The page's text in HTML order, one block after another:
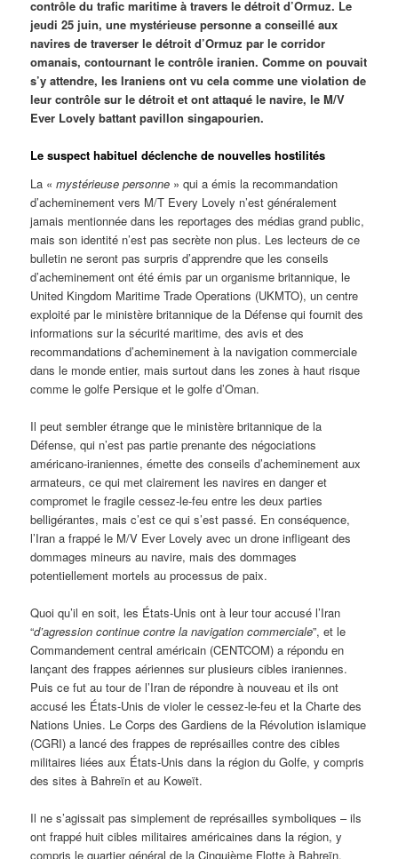
contrôle du trafic maritime à travers le détroit d’Ormuz. Le
jeudi 25 juin, une mystérieuse personne a conseillé aux
navires de traverser le détroit d’Ormuz par le corridor
omanais, contournant le contrôle iranien. Comme on pouvait
s’y attendre, les Iraniens ont vu cela comme une violation de
leur contrôle sur le détroit et ont attaqué le navire, le M/V
Ever Lovely battant pavillon singapourien.
Le suspect habituel déclenche de nouvelles hostilités
La «mystérieuse personne » qui a émis la recommandation
d’acheminement vers M/T Every Lovely n’est généralement
jamais mentionnée dans les reportages des médias grand public,
mais son identité n’est pas secrète non plus. Les lecteurs de ce
bulletin ne seront pas surpris d’apprendre que les conseils
d’acheminement ont été émis par un organisme britannique, le
United Kingdom Maritime Trade Operations (UKMTO), un centre
exploité par le ministère britannique de la Défense qui fournit des
informations sur la sécurité maritime, des avis et des
recommandations d’acheminement à la navigation commerciale
dans le monde entier, mais surtout dans les zones à haut risque
comme le golfe Persique et le golfe d’Oman.
Il peut sembler étrange que le ministère britannique de la
Défense, qui n’est pas partie prenante des négociations
américano-iraniennes, émette des conseils d’acheminement aux
armateurs, ce qui met clairement les navires en danger et
compromet le fragile cessez-le-feu entre les deux parties
belligérantes, mais c’est ce qui s’est passé. En conséquence,
l’Iran a frappé le M/V Ever Lovely avec un drone infligeant des
dommages mineurs au navire, mais des dommages
potentiellement mortels au processus de paix.
Quoi qu’il en soit, les États-Unis ont à leur tour accusé l’Iran
“d’agression continue contre la navigation commerciale”, et le
Commandement central américain (CENTCOM) a répondu en
lançant des frappes aériennes sur plusieurs cibles iraniennes.
Puis ce fut au tour de l’Iran de répondre à nouveau et ils ont
accusé les États-Unis de violer le cessez-le-feu et la Charte des
Nations Unies. Le Corps des Gardiens de la Révolution islamique
(CGRI) a lancé des frappes de représailles contre des cibles
militaires liées aux États-Unis dans la région du Golfe, y compris
des sites à Bahreïn et au Koweït.
Il ne s’agissait pas simplement de représailles symboliques – ils
ont frappé huit cibles militaires américaines dans la région, y
compris le quartier général de la Cinquième Flotte à Bahreïn.